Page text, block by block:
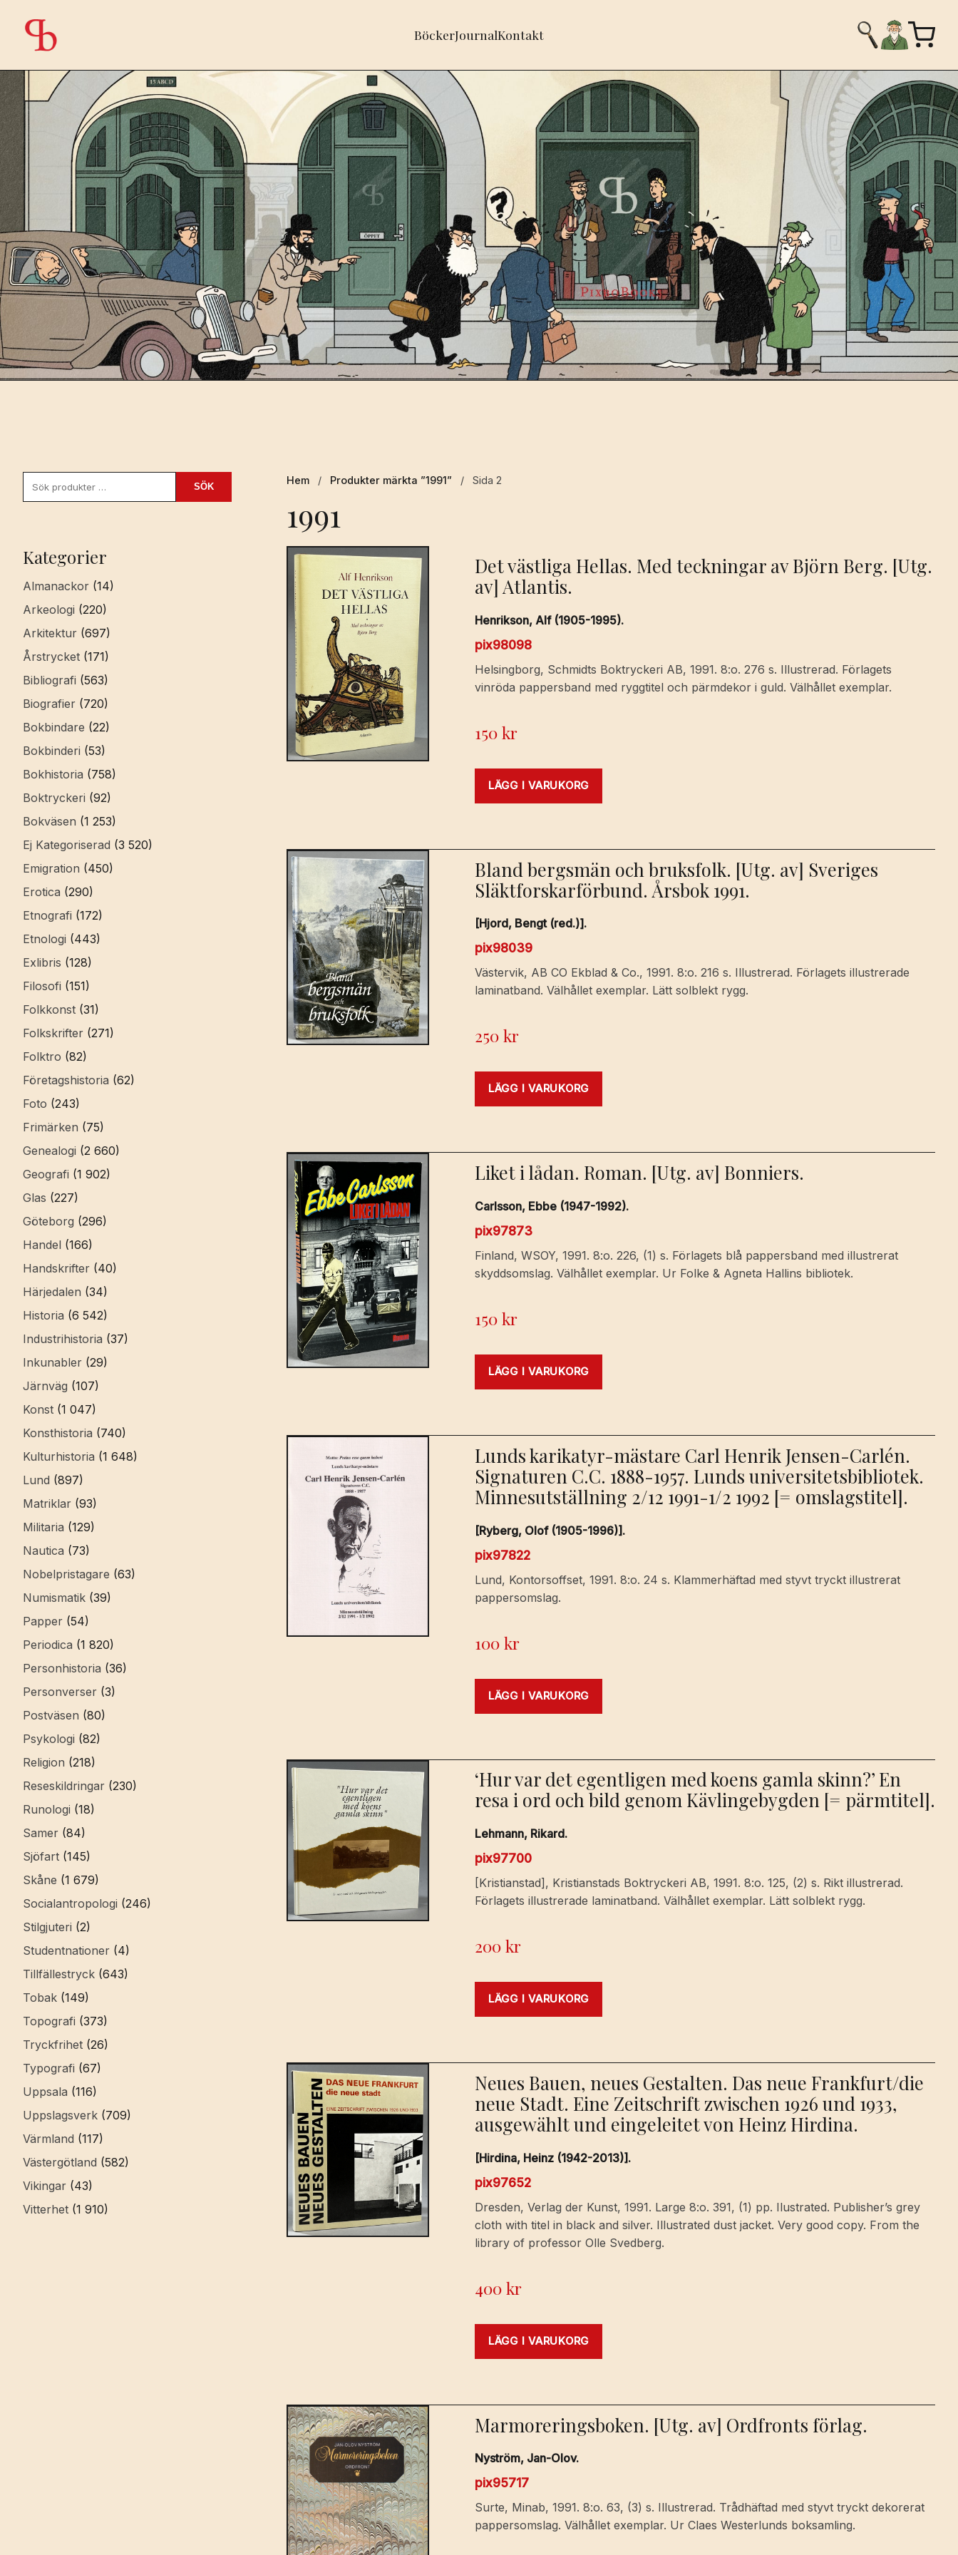
BöckerJournalKontakt
SÖK
Kategorier
Almanackor (14)
Arkeologi (220)
Arkitektur (697)
Årstrycket (171)
Bibliografi (563)
Biografier (720)
Bokbindare (22)
Bokbinderi (53)
Bokhistoria (758)
Boktryckeri (92)
Bokväsen (1 253)
Ej Kategoriserad (3 520)
Emigration (450)
Erotica (290)
Etnografi (172)
Etnologi (443)
Exlibris (128)
Filosofi (151)
Folkkonst (31)
Folkskrifter (271)
Folktro (82)
Företagshistoria (62)
Foto (243)
Frimärken (75)
Genealogi (2 660)
Geografi (1 902)
Glas (227)
Göteborg (296)
Handel (166)
Handskrifter (40)
Härjedalen (34)
Historia (6 542)
Industrihistoria (37)
Inkunabler (29)
Järnväg (107)
Konst (1 047)
Konsthistoria (740)
Kulturhistoria (1 648)
Lund (897)
Matriklar (93)
Militaria (129)
Nautica (73)
Nobelpristagare (63)
Numismatik (39)
Papper (54)
Periodica (1 820)
Personhistoria (36)
Personverser (3)
Postväsen (80)
Psykologi (82)
Religion (218)
Reseskildringar (230)
Runologi (18)
Samer (84)
Sjöfart (145)
Skåne (1 679)
Socialantropologi (246)
Stilgjuteri (2)
Studentnationer (4)
Tillfällestryck (643)
Tobak (149)
Topografi (373)
Tryckfrihet (26)
Typografi (67)
Uppsala (116)
Uppslagsverk (709)
Värmland (117)
Västergötland (582)
Vikingar (43)
Vitterhet (1 910)
Hem / Produkter märkta ”1991” / Sida 2
1991
Det västliga Hellas. Med teckningar av Björn Berg. [Utg.
av] Atlantis.
Henrikson, Alf (1905-1995).
pix98098
Helsingborg, Schmidts Boktryckeri AB, 1991. 8:o. 276 s. Illustrerad. Förlagets
vinröda pappersband med ryggtitel och pärmdekor i guld. Välhållet exemplar.
150kr
LÄGG I VARUKORG
Bland bergsmän och bruksfolk. [Utg. av] Sveriges
Släktforskarförbund. Årsbok 1991.
[Hjord, Bengt (red.)].
pix98039
Västervik, AB CO Ekblad & Co., 1991. 8:o. 216 s. Illustrerad. Förlagets illustrerade
laminatband. Välhållet exemplar. Lätt solblekt rygg.
250kr
LÄGG I VARUKORG
Liket i lådan. Roman. [Utg. av] Bonniers.
Carlsson, Ebbe (1947-1992).
pix97873
Finland, WSOY, 1991. 8:o. 226, (1) s. Förlagets blå pappersband med illustrerat
skyddsomslag. Välhållet exemplar. Ur Folke & Agneta Hallins bibliotek.
150kr
LÄGG I VARUKORG
Lunds karikatyr-mästare Carl Henrik Jensen-Carlén.
Signaturen C.C. 1888-1957. Lunds universitetsbibliotek.
Minnesutställning 2/12 1991-1/2 1992 [= omslagstitel].
[Ryberg, Olof (1905-1996)].
pix97822
Lund, Kontorsoffset, 1991. 8:o. 24 s. Klammerhäftad med styvt tryckt illustrerat
pappersomslag.
100kr
LÄGG I VARUKORG
‘Hur var det egentligen med koens gamla skinn?’ En
resa i ord och bild genom Kävlingebygden [= pärmtitel].
Lehmann, Rikard.
pix97700
[Kristianstad], Kristianstads Boktryckeri AB, 1991. 8:o. 125, (2) s. Rikt illustrerad.
Förlagets illustrerade laminatband. Välhållet exemplar. Lätt solblekt rygg.
200kr
LÄGG I VARUKORG
Neues Bauen, neues Gestalten. Das neue Frankfurt/die
neue Stadt. Eine Zeitschrift zwischen 1926 und 1933,
ausgewählt und eingeleitet von Heinz Hirdina.
[Hirdina, Heinz (1942-2013)].
pix97652
Dresden, Verlag der Kunst, 1991. Large 8:o. 391, (1) pp. Ilustrated. Publisher’s grey
cloth with titel in black and silver. Illustrated dust jacket. Very good copy. From the
library of professor Olle Svedberg.
400kr
LÄGG I VARUKORG
Marmoreringsboken. [Utg. av] Ordfronts förlag.
Nyström, Jan-Olov.
pix95717
Surte, Minab, 1991. 8:o. 63, (3) s. Illustrerad. Trådhäftad med styvt tryckt dekorerat
pappersomslag. Välhållet exemplar. Ur Claes Westerlunds boksamling.